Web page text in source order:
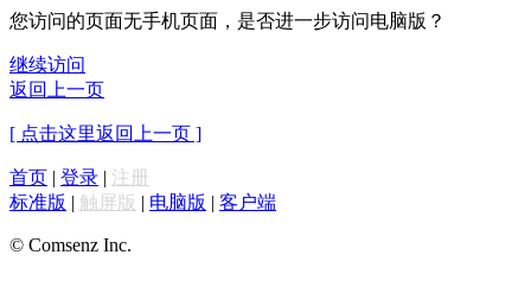
您访问的页面无手机页面，是否进一步访问电脑版？
继续访问
返回上一页
[ 点击这里返回上一页 ]
首页 | 登录 | 注册
标准版 | 触屏版 | 电脑版 | 客户端
© Comsenz Inc.